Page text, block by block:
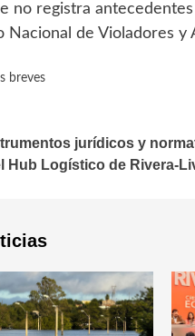
no registra
Nacional de Violadores y
breves
jurídicos y
Hub Logístico de Rivera-